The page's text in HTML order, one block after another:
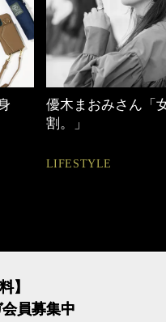
間
40代の小顔メイク
】
員募集中